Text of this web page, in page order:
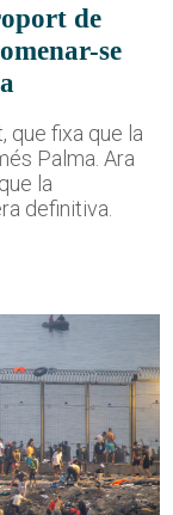
de
se
que fixa que la
Palma. Ara
la
definitiva.